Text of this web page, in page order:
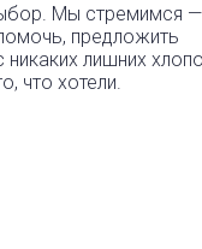
Мы стремимся —
предложить
лишних
что хотели.